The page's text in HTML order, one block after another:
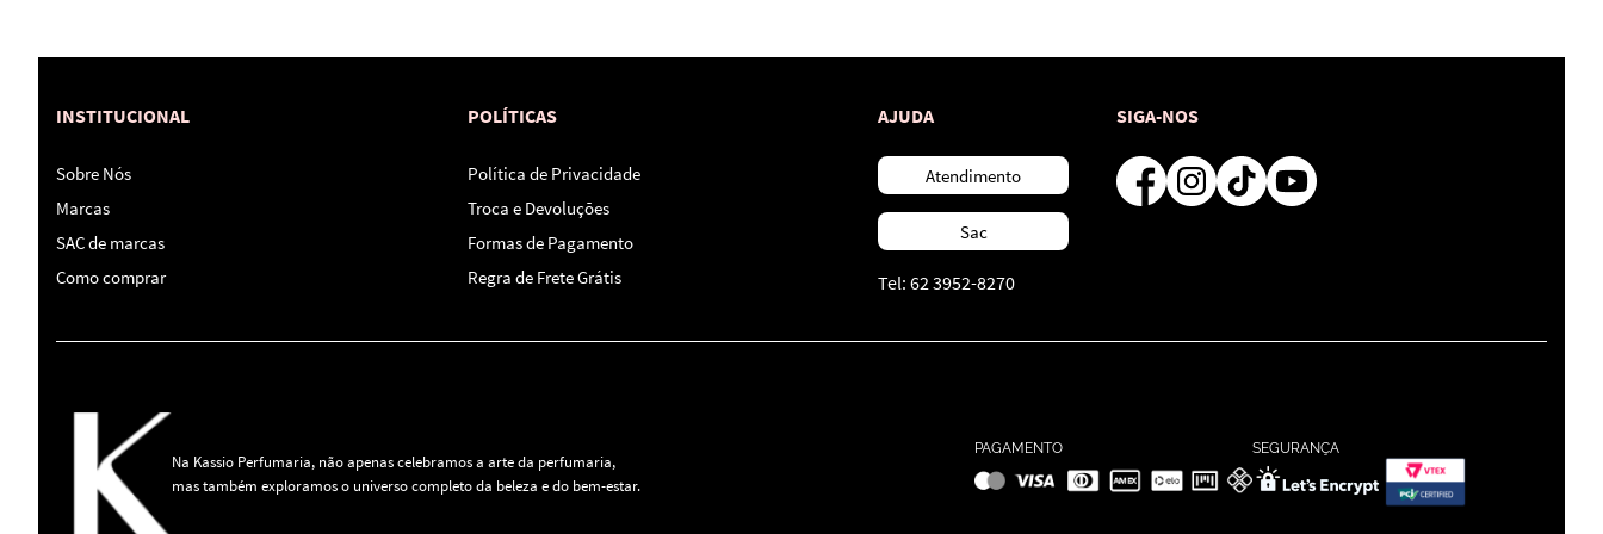
INSTITUCIONAL
Sobre Nós
Marcas
SAC de marcas
Como comprar
POLÍTICAS
Política de Privacidade
Troca e Devoluções
Formas de Pagamento
Regra de Frete Grátis
AJUDA
Atendimento
Sac
Tel: 62 3952-8270
SIGA-NOS
Na Kassio Perfumaria, não apenas celebramos a arte da perfumaria,
mas também exploramos o universo completo da beleza e do bem-estar.
PAGAMENTO SEGURANÇA